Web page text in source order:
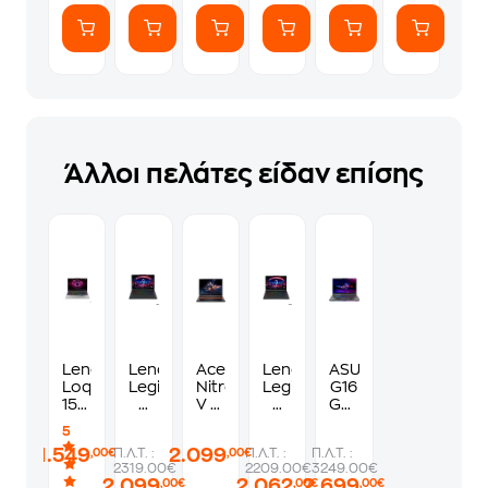
Άλλοι πελάτες είδαν επίσης
Lenovo
Loq
15AHP10
FHD
IPS
(AMD
5
1.549,00€
Lenovo
Legion
QHD
OLED
Π.Λ.Τ. :
2319.00€
,00€
Acer
Nitro
V 16
97BJ
2.099,00€
Lenovo
Legion
QHD
OLED
Π.Λ.Τ. :
2209.00€
,00€
ASUS
G16
G614FR-
QHD+
IPS
Π.Λ.Τ. :
3249.00€
,00€